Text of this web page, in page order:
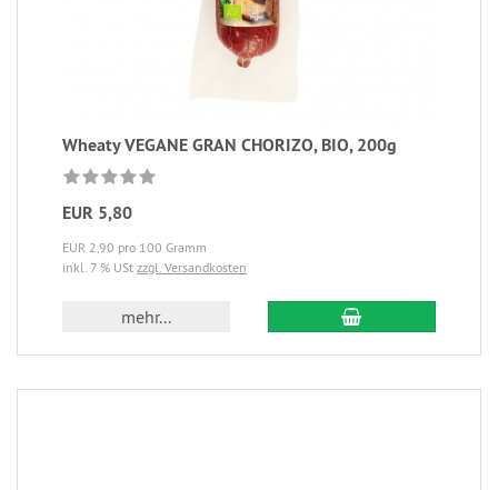
Wheaty VEGANE GRAN CHORIZO, BIO, 200g
EUR 5,80
EUR 2,90 pro 100 Gramm
inkl. 7 % USt zzgl. Versandkosten
mehr...